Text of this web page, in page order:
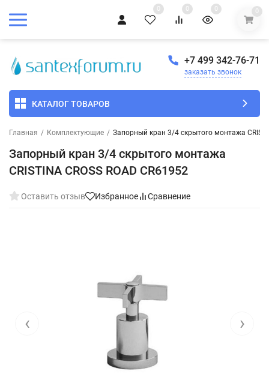
0 0 0 0
+7 499 342-76-71
заказать звонок
КАТАЛОГ ТОВАРОВ
Главная / Комплектующие / Запорный кран 3/4 скрытого монтажа
Запорный кран 3/4 скрытого монтажа
CRISTINA CROSS ROAD CR61952
Оставить отзыв Избранное Сравнение
‹ ›